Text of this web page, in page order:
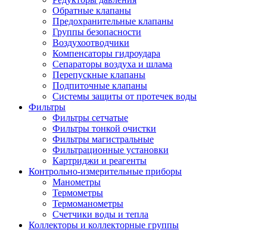
Обратные клапаны
Предохранительные клапаны
Группы безопасности
Воздухоотводчики
Компенсаторы гидроудара
Сепараторы воздуха и шлама
Перепускные клапаны
Подпиточные клапаны
Системы защиты от протечек воды
Фильтры
Фильтры сетчатые
Фильтры тонкой очистки
Фильтры магистральные
Фильтрационные установки
Картриджи и реагенты
Контрольно-измерительные приборы
Манометры
Термометры
Термоманометры
Счетчики воды и тепла
Коллекторы и коллекторные группы